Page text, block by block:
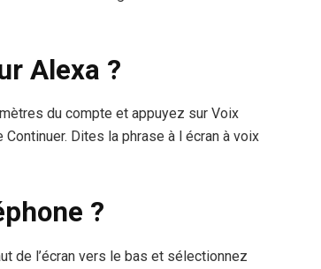
Alexa ?
du compte et appuyez sur Voix
Dites la phrase à l écran à voix
?
de l’écran vers le bas et sélectionnez